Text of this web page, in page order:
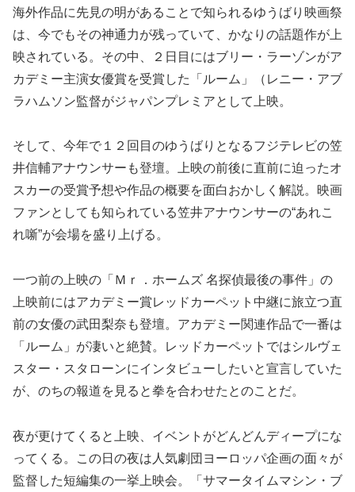
海外作品に先見の明があることで知られるゆうばり映画祭
は、今でもその神通力が残っていて、かなりの話題作が上
映されている。その中、２日目にはブリー・ラーゾンがア
カデミー主演女優賞を受賞した「ルーム」（レニー・アブ
ラハムソン監督がジャパンプレミアとして上映。
そして、今年で１２回目のゆうばりとなるフジテレビの笠
井信輔アナウンサーも登壇。上映の前後に直前に迫ったオ
スカーの受賞予想や作品の概要を面白おかしく解説。映画
ファンとしても知られている笠井アナウンサーの“あれこ
れ噺”が会場を盛り上げる。
一つ前の上映の「Ｍｒ．ホームズ 名探偵最後の事件」の
上映前にはアカデミー賞レッドカーペット中継に旅立つ直
前の女優の武田梨奈も登壇。アカデミー関連作品で一番は
「ルーム」が凄いと絶賛。レッドカーペットではシルヴェ
スター・スタローンにインタビューしたいと宣言していた
が、のちの報道を見ると拳を合わせたとのことだ。
夜が更けてくると上映、イベントがどんどんディープにな
ってくる。この日の夜は人気劇団ヨーロッパ企画の面々が
監督した短編集の一挙上映会。「サマータイムマシン・ブ